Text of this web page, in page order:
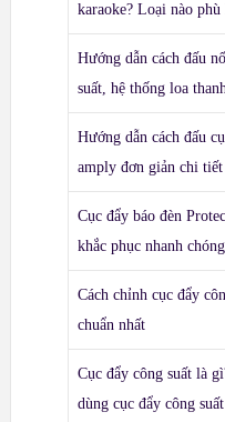
karaoke? Loại nào
Hướng dẫn cách đấu
suất, hệ thống loa
Hướng dẫn cách đấu
amply đơn giản chi tiết
Cục đẩy báo đèn
khắc phục nhanh chóng
Cách chỉnh cục đẩy
chuẩn nhất
Cục đẩy công suất là
dùng cục đẩy công suất